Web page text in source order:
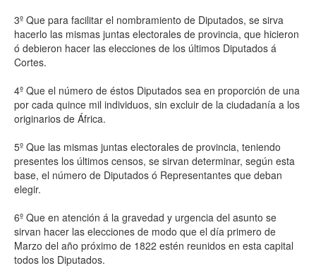
3º Que para facilitar el nombramiento de Diputados, se sirva
hacerlo las mismas juntas electorales de provincia, que hicieron
ó debieron hacer las elecciones de los últimos Diputados á
Cortes.
4º Que el número de éstos Diputados sea en proporción de una
por cada quince mil individuos, sin excluir de la ciudadanía a los
originarios de África.
5º Que las mismas juntas electorales de provincia, teniendo
presentes los últimos censos, se sirvan determinar, según esta
base, el número de Diputados ó Representantes que deban
elegir.
6º Que en atención á la gravedad y urgencia del asunto se
sirvan hacer las elecciones de modo que el día primero de
Marzo del año próximo de 1822 estén reunidos en esta capital
todos los Diputados.